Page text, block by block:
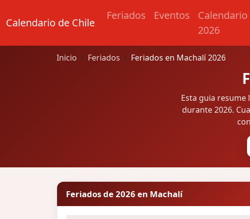
Calendario de Chile
Feriados Eventos
Calendario
2026
Inicio Feriados Feriados en Machalí 2026
Esta guia
durante 2026.
Feriados de 2026 en Machalí